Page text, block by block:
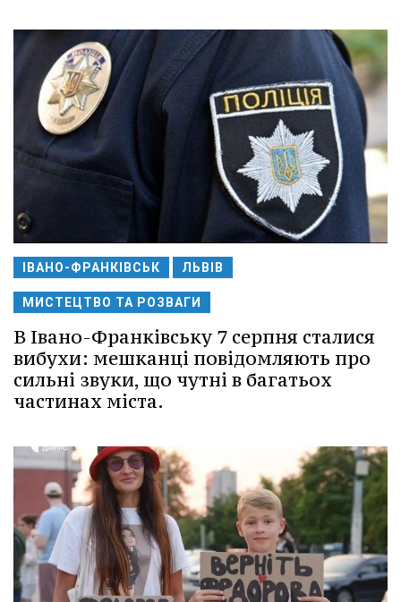
ІВАНО-ФРАНКІВСЬК ЛЬВІВ
МИСТЕЦТВО ТА РОЗВАГИ
В Івано-Франківську 7 серпня сталися
вибухи: мешканці повідомляють про
сильні звуки, що чутні в багатьох
частинах міста.